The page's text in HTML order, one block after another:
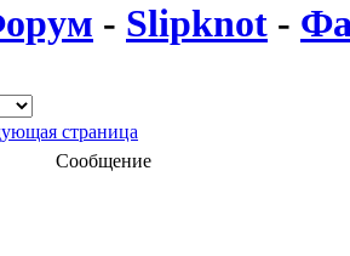
- Slipknot -
страница
Сообщение